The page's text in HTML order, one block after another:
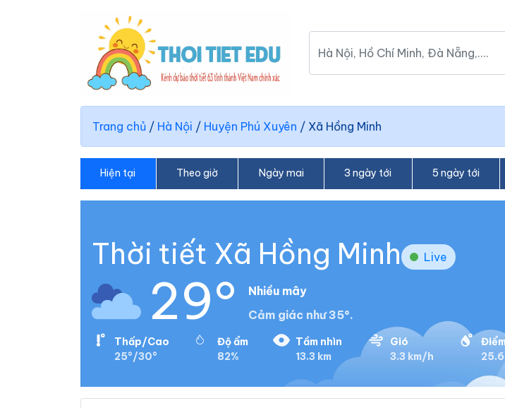
Trang chủ / Hà Nội / Huyện Phú Xuyên / Xã Hồng Minh
Hiện tại Theo giờ Ngày mai 3 ngày tới 5 ngày tới
Thời tiết Xã Hồng Minh Live
29°
Nhiều mây
Cảm giác như 35°.
Thấp/Cao
25°/30°
Độ ẩm
82%
Tầm nhìn
13.3 km
Gió
3.3 km/h